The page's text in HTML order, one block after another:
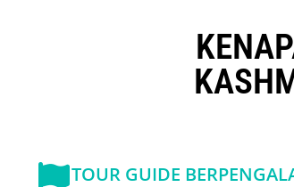
TOUR GUIDE